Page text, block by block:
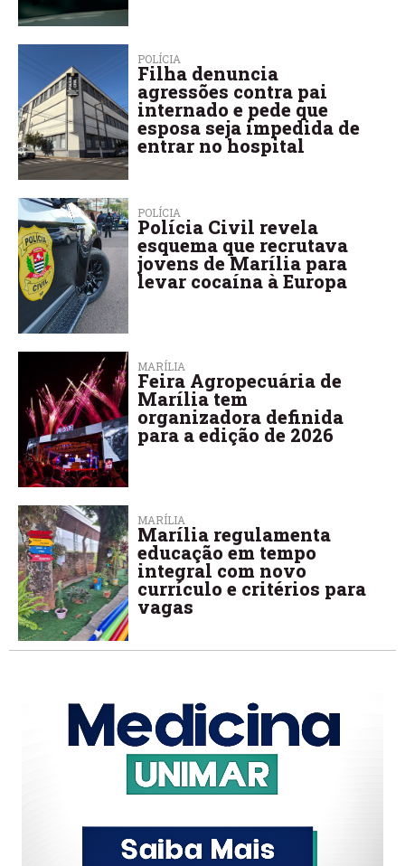
POLÍCIA
Filha denuncia
agressões contra pai
internado e pede que
esposa seja impedida de
entrar no hospital
POLÍCIA
Polícia Civil revela
esquema que recrutava
jovens de Marília para
levar cocaína à Europa
MARÍLIA
Feira Agropecuária de
Marília tem
organizadora definida
para a edição de 2026
MARÍLIA
Marília regulamenta
educação em tempo
integral com novo
currículo e critérios para
vagas